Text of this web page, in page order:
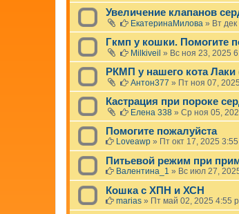
Увеличение клапанов
ЕкатеринаМилова » Вт
Гкмп у кошки. Помогите
Milkiveil » Вс ноя 23, 2025
РКМП у нашего кота Лаки
Антон377 » Пт ноя 07,
Кастрация при пороке
Елена 338 » Ср ноя 05,
Помогите пожалуйста
Loveawp » Пт окт 17, 2025
Питьевой режим при
Валентина_1 » Вс июл 27,
Кошка с ХПН и ХСН
marias » Пт май 02, 2025 4:55